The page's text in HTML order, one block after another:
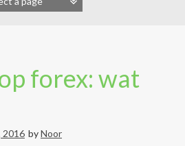
forex: wat
2016 byNoor